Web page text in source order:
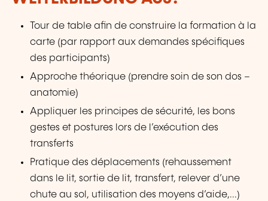
Tour de table afin de construire la formation à la
carte (par rapport aux demandes spécifiques
des participants)
Approche théorique (prendre soin de son dos –
anatomie)
Appliquer les principes de sécurité, les bons
gestes et postures lors de l’exécution des
transferts
Pratique des déplacements (rehaussement
dans le lit, sortie de lit, transfert, relever d’une
chute au sol, utilisation des moyens d’aide,...)